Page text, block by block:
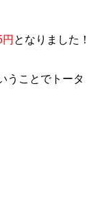
となりました！
うことでトータ